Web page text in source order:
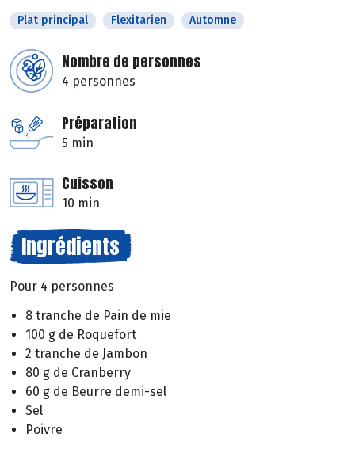
Plat principal Flexitarien Automne
Nombre de personnes
4 personnes
Préparation
5 min
Cuisson
10 min
Ingrédients
Pour 4 personnes
8 tranche de Pain de mie
100 g de Roquefort
2 tranche de Jambon
80 g de Cranberry
60 g de Beurre demi-sel
Sel
Poivre